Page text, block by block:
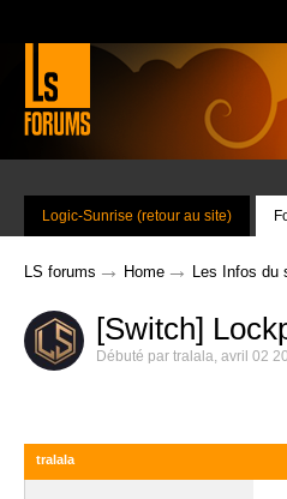
Logic-Sunrise (retour au site)
LS forums → Home → Les Infos du
[Switch]
Débuté par tralala, avril 02
tralala